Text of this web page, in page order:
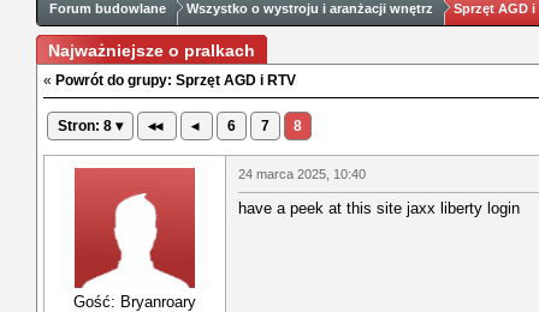
Forum budowlane Wszystko o wystroju i aranżacji wnętrz Sprzęt AGD i
Najważniejsze o pralkach
« Powrót do grupy: Sprzęt AGD i RTV
Stron: 8 ▾ ◂◂ ◂ 6 7 8
Gość: Bryanroary
24 marca 2025, 10:40
have a peek at this site jaxx liberty login